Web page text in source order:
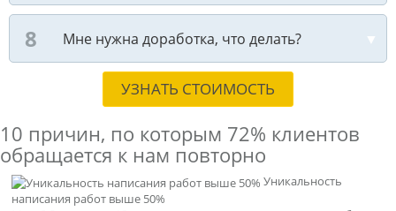
Мне нужна доработка, что делать?
УЗНАТЬ СТОИМОСТЬ
10 причин, по которым 72% клиентов
обращается к нам повторно
Уникальность
написания работ выше 50%